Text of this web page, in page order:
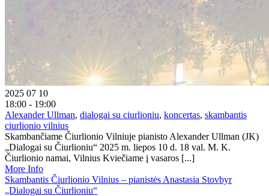
2025 07 10
18:00 - 19:00
Alexander Ullman, dialogai su ciurlioniu, koncertas, skambantis
ciurlionio vilnius
Skambančiame Čiurlionio Vilniuje pianisto Alexander Ullman (JK)
„Dialogai su Čiurlioniu“ 2025 m. liepos 10 d. 18 val. M. K.
Čiurlionio namai, Vilnius Kviečiame į vasaros [...]
More Info
Skambantis Čiurlionio Vilnius – pianistės Anastasia Stovbyr
„Dialogai su Čiurlioniu“